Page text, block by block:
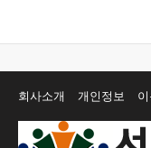
회사소개 개인정보